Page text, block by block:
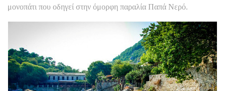
μονοπάτι που οδηγεί στην όμορφη παραλία Παπά Νερό.